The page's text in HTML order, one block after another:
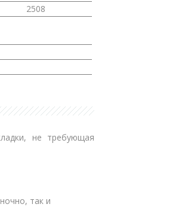
2508
не требующая
так и